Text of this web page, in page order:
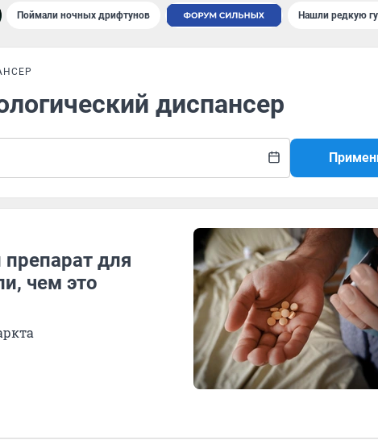
Поймали ночных дрифтунов Нашли редкую
диспансер
для
чем это